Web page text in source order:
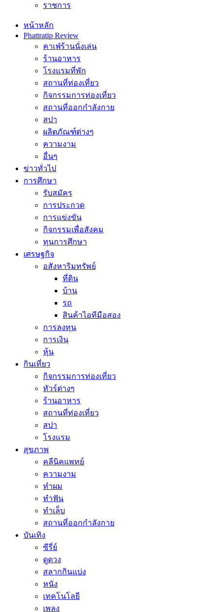
ราชการ
หน้าหลัก
Phattratip Review
คาเฟ่ร้านนั่งเล่น
ร้านอาหาร
โรงแรมที่พัก
สถานที่ท่องเที่ยว
กิจกรรมการท่องเที่ยว
สถานที่ออกกำลังกาย
สปา
ผลิตภัณฑ์ต่างๆ
ความงาม
อื่นๆ
ข่าวทั่วไป
การศึกษา
รับสมัคร
การประกวด
การแข่งขัน
กิจกรรมเพื่อสังคม
ทุนการศึกษา
เศรษฐกิจ
อสังหาริมทรัพย์
ที่ดิน
บ้าน
รถ
สินค้าไอทีมือสอง
การลงทุน
การเงิน
หุ้น
กินเที่ยว
กิจกรรมการท่องเที่ยว
ทัวร์ต่างๆ
ร้านอาหาร
สถานที่ท่องเที่ยว
สปา
โรงแรม
สุขภาพ
คลีนิคแพทย์
ความงาม
ทำผม
ทำฟัน
ทำเล็บ
สถานที่ออกกำลังกาย
บันเทิง
ซีรี่ย์
ดูดวง
สลากกินแบ่ง
หนัง
เทคโนโลยี
เพลง